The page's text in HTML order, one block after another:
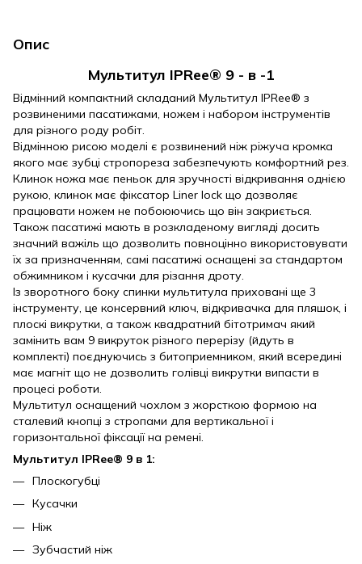
Опис
Мультитул IPRee® 9 - в -1
Відмінний компактний складаний Мультитул IPRee® з
розвиненими пасатижами, ножем і набором інструментів
для різного роду робіт.
Відмінною рисою моделі є розвинений ніж ріжуча кромка
якого має зубці стропореза забезпечують комфортний рез.
Клинок ножа має пеньок для зручності відкривання однією
рукою, клинок має фіксатор Liner lock що дозволяє
працювати ножем не побоюючись що він закриється.
Також пасатижі мають в розкладеному вигляді досить
значний важіль що дозволить повноцінно використовувати
їх за призначенням, самі пасатижі оснащені за стандартом
обжимником і кусачки для різання дроту.
Із зворотного боку спинки мультитула приховані ще 3
інструменту, це консервний ключ, відкривачка для пляшок, і
плоскі викрутки, а також квадратний бітотримач який
замінить вам 9 викруток різного перерізу (йдуть в
комплекті) поєднуючись з битоприемником, який всередині
має магніт що не дозволить голівці викрутки випасти в
процесі роботи.
Мультитул оснащений чохлом з жорсткою формою на
сталевий кнопці з стропами для вертикальної і
горизонтальної фіксації на ремені.
Мультитул IPRee® 9 в 1:
Плоскогубці
Кусачки
Ніж
Зубчастий ніж